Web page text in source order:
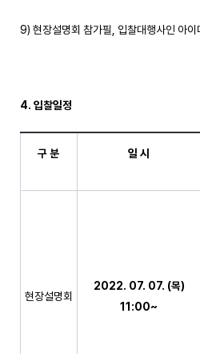
9) 현장설명회 참가필, 입찰대행사인 아이
4. 입찰일정
구 분 일 시
현장설명회
2022. 07. 07. (목)
11:00~